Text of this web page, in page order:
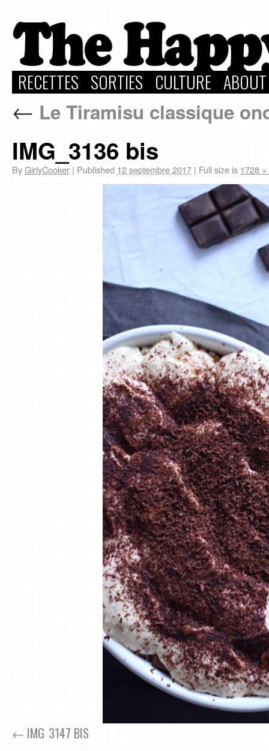
RECETTES SORTIES CULTURE
← Le Tiramisu classique
IMG_3136 bis
ByGirlyCooker | Published 12 septembre 2017 | Full size is 1728
IMG_3147 BIS